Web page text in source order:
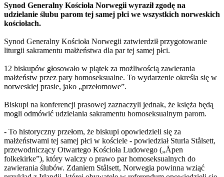
Synod Generalny Kościoła Norwegii wyraził zgodę na
udzielanie ślubu parom tej samej płci we wszystkich norweskich
kościołach.
Synod Generalny Kościoła Norwegii zatwierdził przygotowanie
liturgii sakramentu małżeństwa dla par tej samej płci.
12 biskupów głosowało w piątek za możliwością zawierania
małżeństw przez pary homoseksualne. To wydarzenie określa się w
norweskiej prasie, jako „przełomowe”.
Biskupi na konferencji prasowej zaznaczyli jednak, że księża będą
mogli odmówić udzielania sakramentu homoseksualnym parom.
- To historyczny przełom, że biskupi opowiedzieli się za
małżeństwami tej samej płci w kościele - powiedział Sturla Stålsett,
przewodniczący Otwartego Kościoła Ludowego („Åpen
folkekirke”), który walczy o prawo par homoseksualnych do
zawierania ślubów. Zdaniem Stålsett, Norwegia powinna wziąć